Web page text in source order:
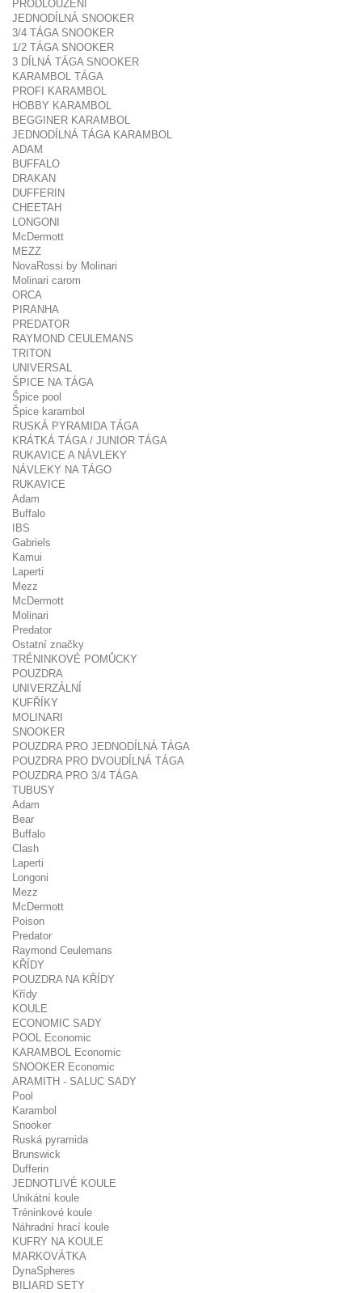
PRODLOUŽENÍ
JEDNODÍLNÁ SNOOKER
3/4 TÁGA SNOOKER
1/2 TÁGA SNOOKER
3 DÍLNÁ TÁGA SNOOKER
KARAMBOL TÁGA
PROFI KARAMBOL
HOBBY KARAMBOL
BEGGINER KARAMBOL
JEDNODÍLNÁ TÁGA KARAMBOL
ADAM
BUFFALO
DRAKAN
DUFFERIN
CHEETAH
LONGONI
McDermott
MEZZ
NovaRossi by Molinari
Molinari carom
ORCA
PIRANHA
PREDATOR
RAYMOND CEULEMANS
TRITON
UNIVERSAL
ŠPICE NA TÁGA
Špice pool
Špice karambol
RUSKÁ PYRAMIDA TÁGA
KRÁTKÁ TÁGA / JUNIOR TÁGA
RUKAVICE A NÁVLEKY
NÁVLEKY NA TÁGO
RUKAVICE
Adam
Buffalo
IBS
Gabriels
Kamui
Laperti
Mezz
McDermott
Molinari
Predator
Ostatní značky
TRÉNINKOVÉ POMŮCKY
POUZDRA
UNIVERZÁLNÍ
KUFŘÍKY
MOLINARI
SNOOKER
POUZDRA PRO JEDNODÍLNÁ TÁGA
POUZDRA PRO DVOUDÍLNÁ TÁGA
POUZDRA PRO 3/4 TÁGA
TUBUSY
Adam
Bear
Buffalo
Clash
Laperti
Longoni
Mezz
McDermott
Poison
Predator
Raymond Ceulemans
KŘÍDY
POUZDRA NA KŘÍDY
Křídy
KOULE
ECONOMIC SADY
POOL Economic
KARAMBOL Economic
SNOOKER Economic
ARAMITH - SALUC SADY
Pool
Karambol
Snooker
Ruská pyramida
Brunswick
Dufferin
JEDNOTLIVÉ KOULE
Unikátní koule
Tréninkové koule
Náhradní hrací koule
KUFRY NA KOULE
MARKOVÁTKA
DynaSpheres
BILIARD SETY